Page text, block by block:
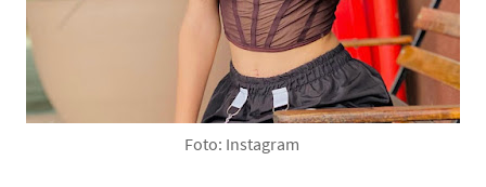
Foto: Instagram